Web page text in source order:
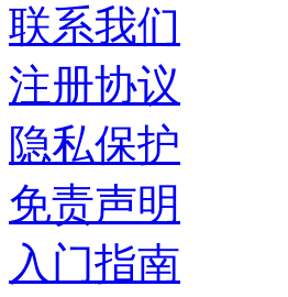
联系我们
注册协议
隐私保护
免责声明
入门指南